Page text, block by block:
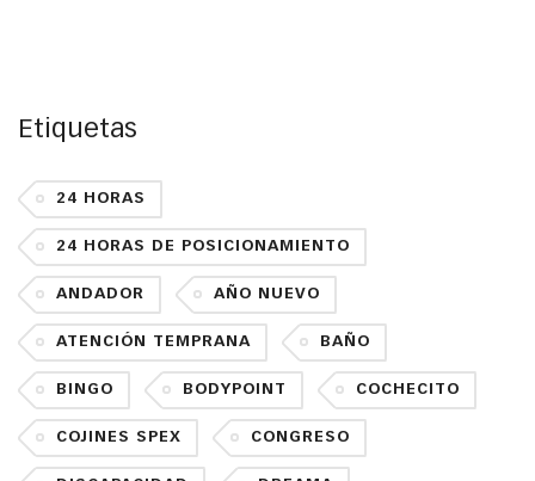
Etiquetas
24 HORAS
24 HORAS DE POSICIONAMIENTO
ANDADOR AÑO NUEVO
ATENCIÓN TEMPRANA BAÑO
BINGO BODYPOINT COCHECITO
COJINES SPEX CONGRESO